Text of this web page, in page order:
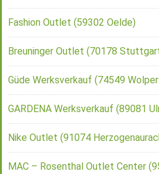
Fashion Outlet (59302 Oelde)
Breuninger Outlet (70178
Güde Werksverkauf (74549
GARDENA Werksverkauf (89081
Nike Outlet (91074
MAC – Rosenthal Outlet Center